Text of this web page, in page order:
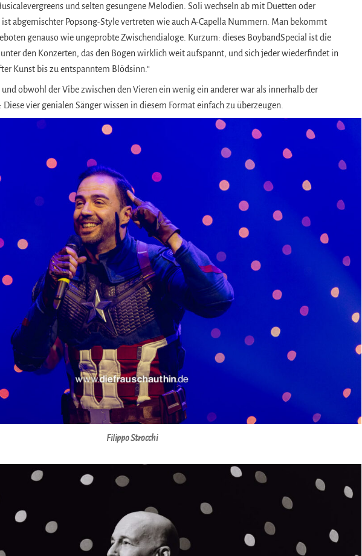
und selten gesungene Melodien. Soli wechseln ab mit Duetten oder
abgemischter Popsong-Style vertreten wie auch A-Capella Nummern. Man bekommt
genauso wie ungeprobte Zwischendialoge. Kurzum: dieses BoybandSpecial ist die
den Konzerten, das den Bogen wirklich weit aufspannt, und sich jeder wiederfindet in
Kunst bis zu entspanntem Blödsinn.“
und obwohl der Vibe zwischen den Vieren ein wenig ein anderer war als innerhalb der
vier genialen Sänger wissen in diesem Format einfach zu überzeugen.
Filippo Strocchi